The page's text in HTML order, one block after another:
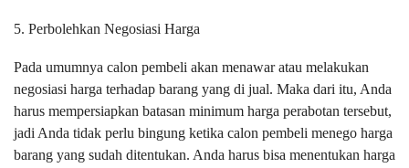
5. Perbolehkan Negosiasi Harga
Pada umumnya calon pembeli akan menawar atau melakukan
negosiasi harga terhadap barang yang di jual. Maka dari itu, Anda
harus mempersiapkan batasan minimum harga perabotan tersebut,
jadi Anda tidak perlu bingung ketika calon pembeli menego harga
barang yang sudah ditentukan. Anda harus bisa menentukan harga